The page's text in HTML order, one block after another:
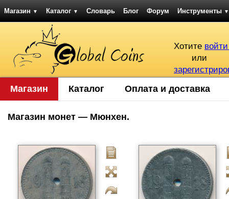
Магазин ▼ Каталог ▼ Словарь Блог Форум Инструменты ▼
Хотите
или
Магазин Каталог Оплата и доставка
Магазин монет — Мюнхен.